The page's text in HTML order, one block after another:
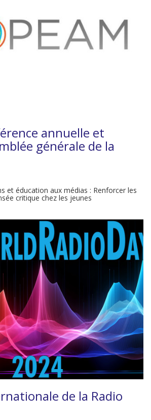
annuelle et
générale de la
et éducation aux médias : Renforcer les
critique chez les jeunes
de la Radio